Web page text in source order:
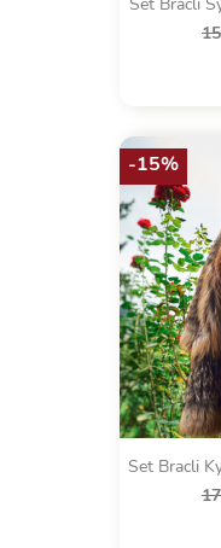
Set Bracli
-15%